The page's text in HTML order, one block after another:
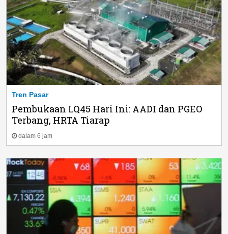
Tren Pasar
Pembukaan LQ45 Hari Ini: AADI dan PGEO
Terbang, HRTA Tiarap
dalam 6 jam